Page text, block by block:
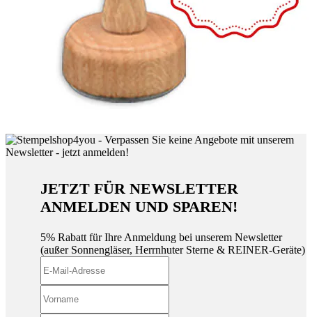
JETZT FÜR NEWSLETTER
ANMELDEN UND SPAREN!
5% Rabatt für Ihre Anmeldung bei unserem Newsletter
(außer Sonnengläser, Herrnhuter Sterne & REINER-Geräte)